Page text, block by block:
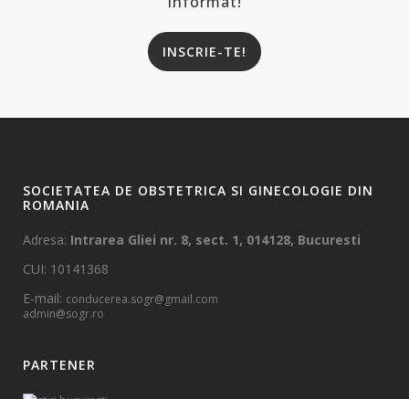
INSCRIE-TE!
SOCIETATEA DE OBSTETRICA SI GINECOLOGIE DIN
ROMANIA
Adresa: Intrarea Gliei nr. 8, sect. 1, 014128, Bucuresti
CUI: 10141368
E-mail: conducerea.sogr@gmail.com
admin@sogr.ro
PARTENER